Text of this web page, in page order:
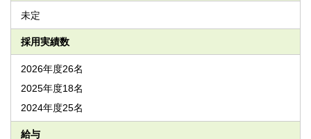
未定
採用実績数
2026年度26名
2025年度18名
2024年度25名
給与